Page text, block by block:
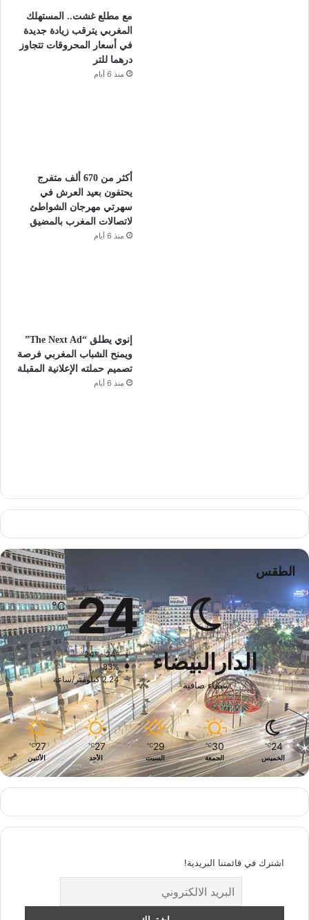
مع مطلع غشت.. المستهلك
المغربي يترقب زيادة جديدة
في أسعار المحروقات تتجاوز
درهما للتر
منذ 6 أيام
أكثر من 670 ألف متفرج
يحتفون بعيد العرش في
سهرتي مهرجان الشواطئ
لاتصالات المغرب بالمضيق
منذ 6 أيام
إنوي يطلق “The Next Ad”
ويمنح الشباب المغربي فرصة
تصميم حملته الإعلانية المقبلة
منذ 6 أيام
الطقس
الدارالبيضاء
سماء صافية
24
℃
24º - 24º
83%
2.24 كيلومتر/ساعة
24
℃
الخميس
30
℃
الجمعة
29
℃
السبت
27
℃
الأحد
27
℃
الأثنين
اشترك في قائمتنا البريدية!